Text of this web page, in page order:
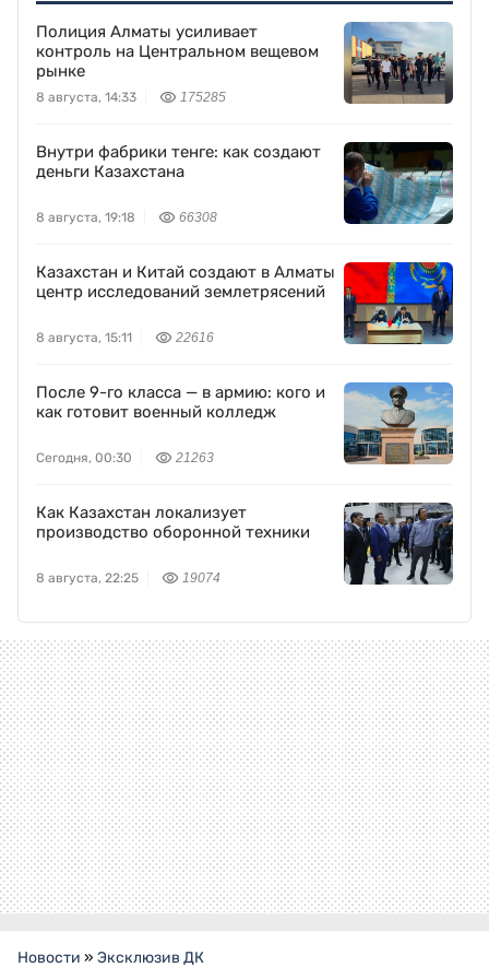
Полиция Алматы усиливает
контроль на Центральном вещевом
рынке
8 августа, 14:33 175285
Внутри фабрики тенге: как создают
деньги Казахстана
8 августа, 19:18 66308
Казахстан и Китай создают в Алматы
центр исследований землетрясений
8 августа, 15:11 22616
После 9-го класса — в армию: кого и
как готовит военный колледж
Сегодня, 00:30 21263
Как Казахстан локализует
производство оборонной техники
8 августа, 22:25 19074
Новости » Эксклюзив ДК